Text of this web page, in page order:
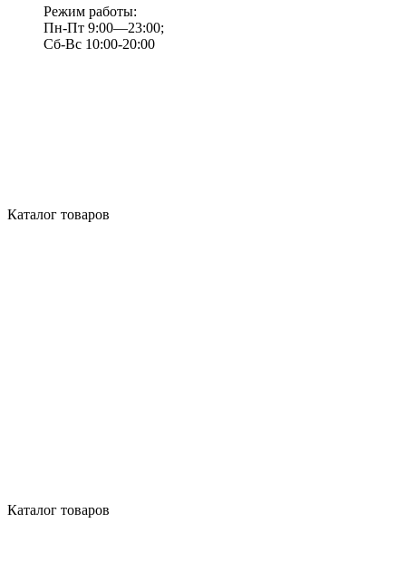
Режим работы:
Пн-Пт 9:00—23:00;
Сб-Вс 10:00-20:00
Каталог товаров
Каталог товаров